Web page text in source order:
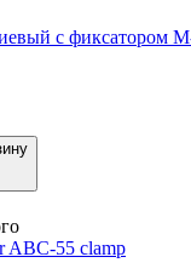
с фиксатором